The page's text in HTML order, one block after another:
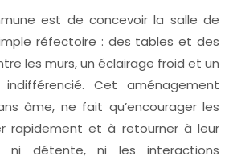
est de concevoir la salle de
réfectoire : des tables et des
les murs, un éclairage froid et un
Cet aménagement
âme, ne fait qu’encourager les
rapidement et à retourner à leur
détente, ni les interactions